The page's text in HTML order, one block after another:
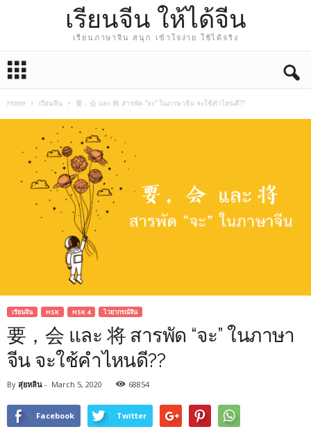
เรียนจีน ให้ได้จีน
เรียนภาษาจีน สนุก เข้าใจง่าย ใช้ได้จริง
Home เรียนจีน 要，会 และ 将 สารพัด “จะ” ในภาษาจีน จะใช้คำไหนดี??
เรียนจีน HSK HSK 4 ไวยากรณ์จีน
要，会 และ 将 สารพัด “จะ” ในภาษา
จีน จะใช้คำไหนดี??
By สุ่ยหลิน - March 5, 2020 68854
Facebook Twitter